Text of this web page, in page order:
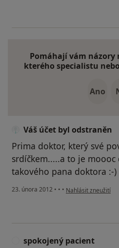
Pomáhají vám názory
kterého specialistu
Ano
Váš účet byl odstraněn
Prima doktor, který své
srdíčkem.....a to je
takového pana doktora :-)
23. února 2012 • • • podle názoru
Nahlásit zneužití
spokojený pacient